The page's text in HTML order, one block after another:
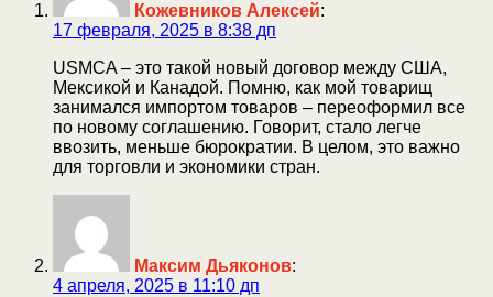
Кожевников Алексей:
17 февраля, 2025 в 8:38 дп
USMCA – это такой новый договор между США,
Мексикой и Канадой. Помню, как мой товарищ
занимался импортом товаров – переоформил все
по новому соглашению. Говорит, стало легче
ввозить, меньше бюрократии. В целом, это важно
для торговли и экономики стран.
Максим Дьяконов:
4 апреля, 2025 в 11:10 дп